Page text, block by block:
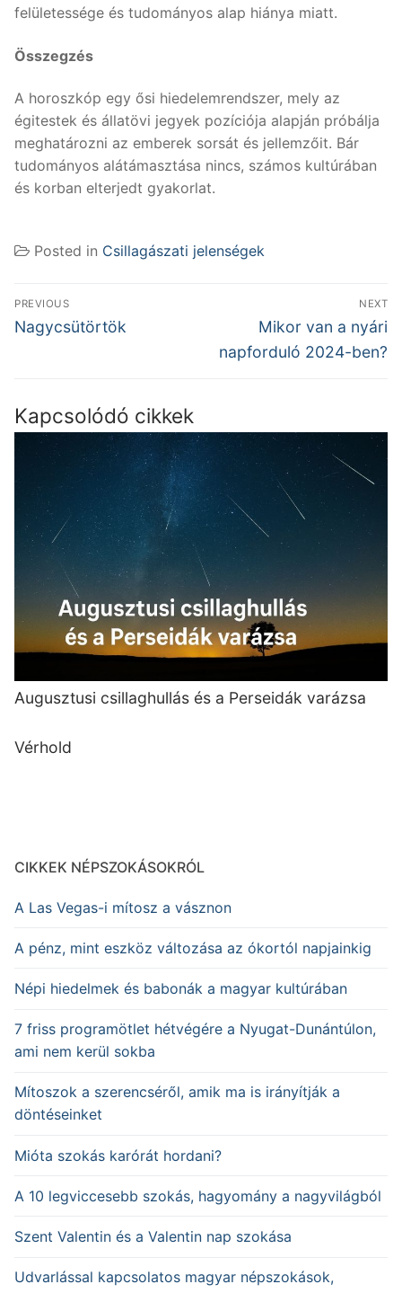
felületessége és tudományos alap hiánya miatt.
Összegzés
A horoszkóp egy ősi hiedelemrendszer, mely az
égitestek és állatövi jegyek pozíciója alapján próbálja
meghatározni az emberek sorsát és jellemzőit. Bár
tudományos alátámasztása nincs, számos kultúrában
és korban elterjedt gyakorlat.
Posted in Csillagászati jelenségek
Bejegyzés
navigáció
PREVIOUS
Previous
Nagycsütörtök
NEXT
Next
post:
Mikor van a nyári
napforduló 2024-ben?
Kapcsolódó cikkek
Augusztusi csillaghullás és a Perseidák varázsa
Vérhold
CIKKEK NÉPSZOKÁSOKRÓL
A Las Vegas-i mítosz a vásznon
A pénz, mint eszköz változása az ókortól napjainkig
Népi hiedelmek és babonák a magyar kultúrában
7 friss programötlet hétvégére a Nyugat-Dunántúlon,
ami nem kerül sokba
Mítoszok a szerencséről, amik ma is irányítják a
döntéseinket
Mióta szokás karórát hordani?
A 10 legviccesebb szokás, hagyomány a nagyvilágból
Szent Valentin és a Valentin nap szokása
Udvarlással kapcsolatos magyar népszokások,